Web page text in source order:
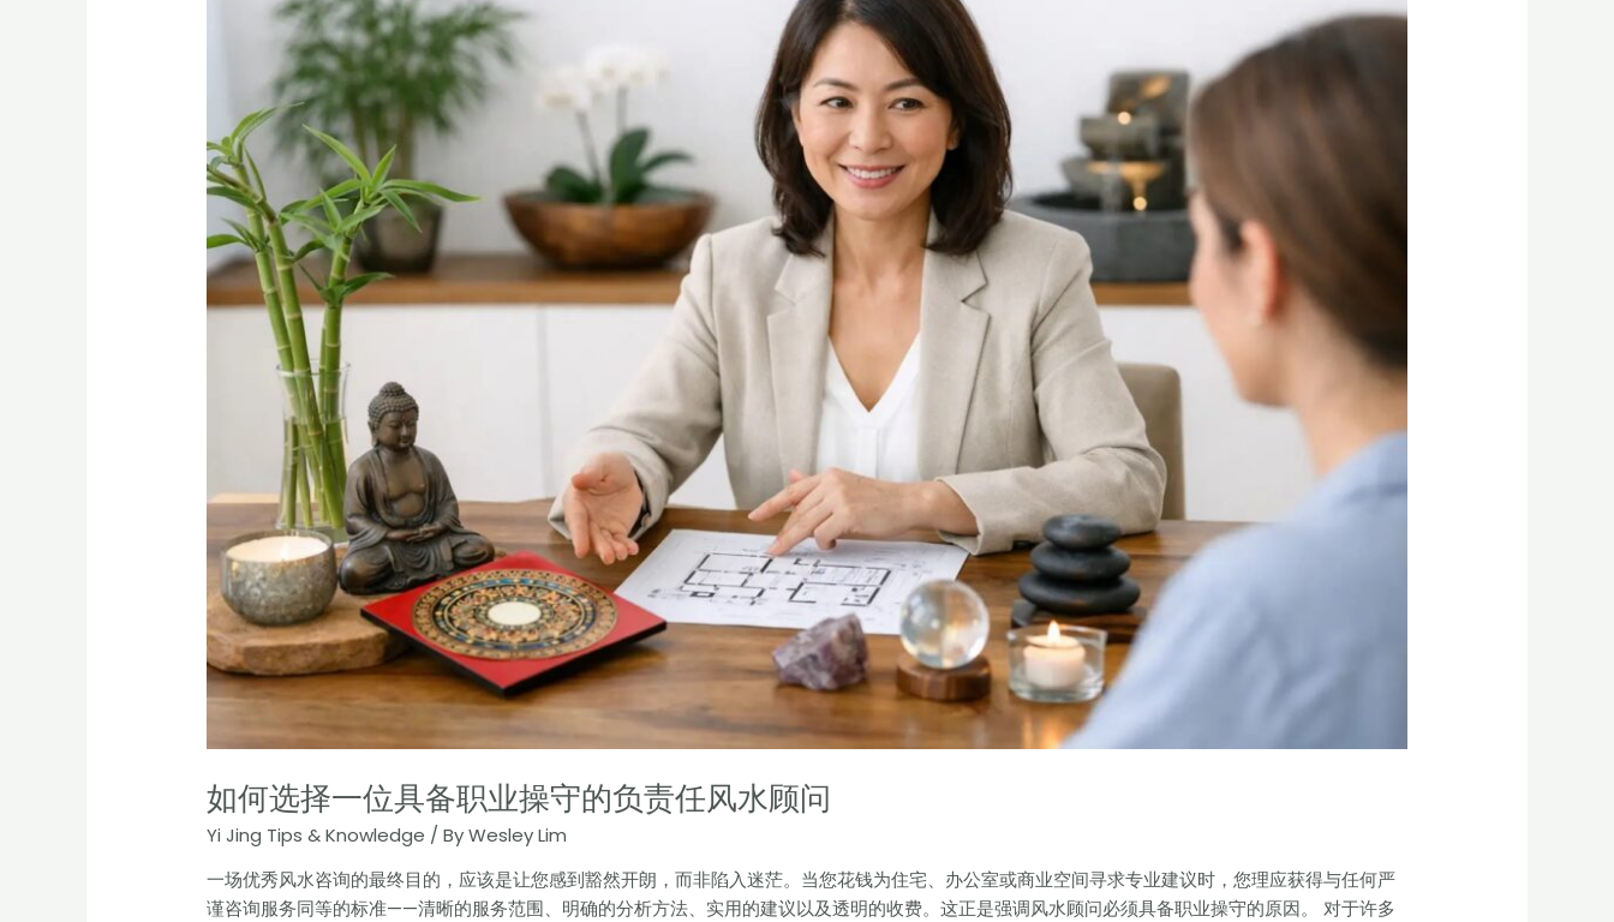
如何选择一位具备职业操守的负责任风水顾问
Yi Jing Tips & Knowledge / ByWesley Lim
一场优秀风水咨询的最终目的，应该是让您感到豁然开朗，而非陷入迷茫。当您花钱为住宅、办公室或商业空间寻求专业建议时，您理应获得与任何严
谨咨询服务同等的标准——清晰的服务范围、明确的分析方法、实用的建议以及透明的收费。这正是强调风水顾问必须具备职业操守的原因。 对于许多